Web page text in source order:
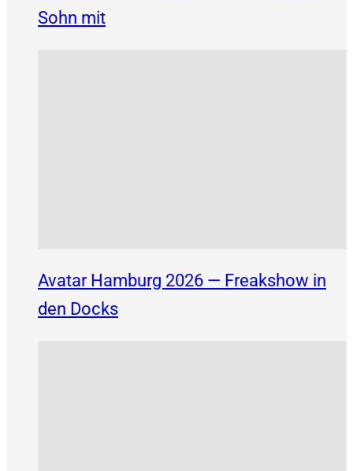
Sohn mit
Avatar Hamburg 2026 — Freakshow in
den Docks